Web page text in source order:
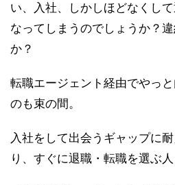
い、入社、しかしほどなくし
なってしまうのでしょうか？
か？
転職エージェント経由でやっ
のも束の間。
入社をして出会うギャップに
り、すぐに退職・転職を選ぶ人